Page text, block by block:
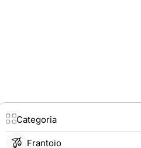
Categoria
Frantoio